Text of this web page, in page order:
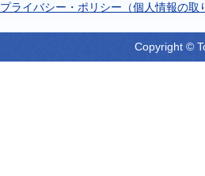
プライバシー・ポリシー（個人情報の取
Copyright ©